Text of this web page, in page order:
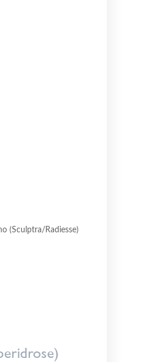
(Sculptra/Radiesse)